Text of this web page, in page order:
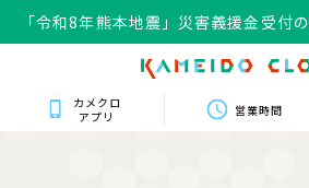
「令和8年熊本地震」災害義援金受付
カメクロ
アプリ
営業時間